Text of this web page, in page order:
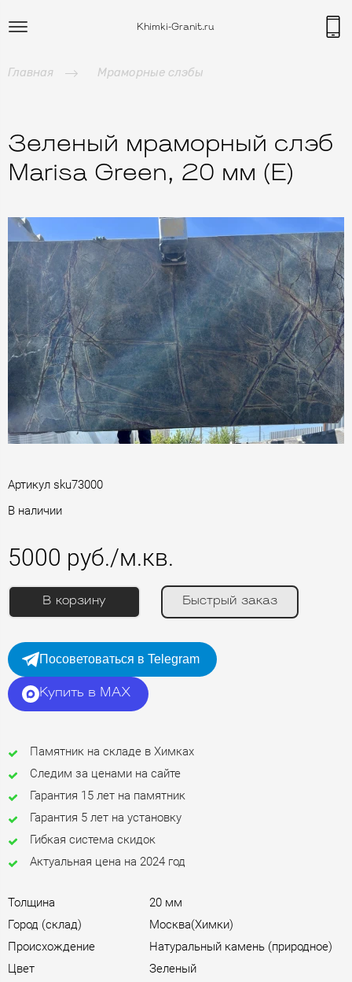
Khimki-Granit.ru
Главная Мраморные слэбы
Зеленый мраморный слэб
Marisa Green, 20 мм (E)
Артикул sku73000
В наличии
5000 руб./м.кв.
В корзину Быстрый заказ
Посоветоваться в Telegram
Купить в MAX
Памятник на складе в Химках
Следим за ценами на сайте
Гарантия 15 лет на памятник
Гарантия 5 лет на установку
Гибкая система скидок
Актуальная цена на 2024 год
Толщина
20 мм
Город (склад)
Москва(Химки)
Происхождение
Натуральный камень (природное)
Цвет
Зеленый